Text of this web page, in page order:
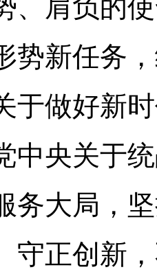
、肩负的
势新任务
于做好新
中央关于
务大局，
守正创新